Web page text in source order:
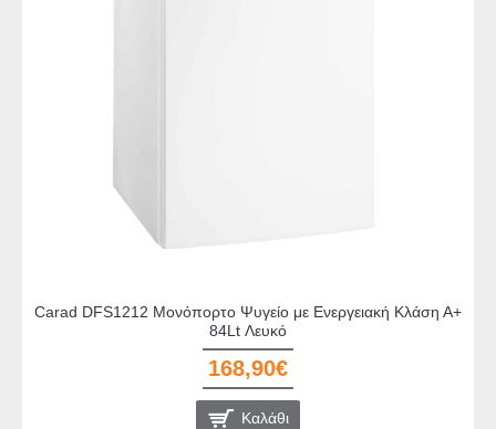
Carad DFS1212 Μονόπορτο Ψυγείο με Ενεργειακή Kλάση Α+
84Lt Λευκό
168,90€
Καλάθι